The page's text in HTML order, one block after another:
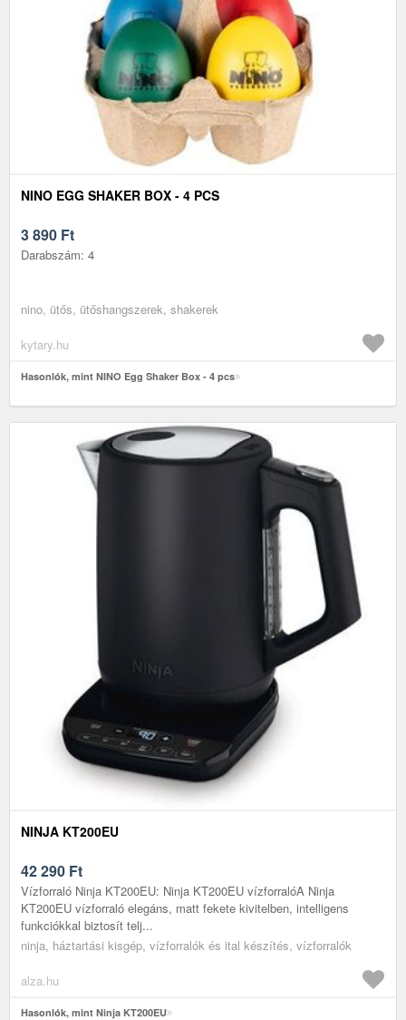
NINO EGG SHAKER BOX - 4 PCS
3 890 Ft
Darabszám: 4
nino, ütős, ütőshangszerek, shakerek
kytary.hu
Hasonlók, mint NINO Egg Shaker Box - 4 pcs
NINJA KT200EU
42 290 Ft
Vízforraló Ninja KT200EU: Ninja KT200EU vízforralóA Ninja
KT200EU vízforraló elegáns, matt fekete kivitelben, intelligens
funkciókkal biztosít telj...
ninja, háztartási kisgép, vízforralók és ital készítés, vízforralók
alza.hu
Hasonlók, mint Ninja KT200EU